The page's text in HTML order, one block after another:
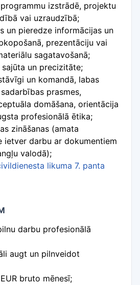
izstrādē, projektu
vai uzraudzībā;
un pieredze informācijas un
prezentāciju vai
sagatavošanā;
un precizitāte;
un komandā, labas
prasmes,
domāšana, orientācija
profesionālā ētika;
zināšanas (amata
ietver darbu ar dokumentiem
valodā);
likuma 7. panta
darbu profesionālā
augt un pilnveidot
bruto mēnesī;